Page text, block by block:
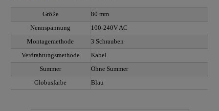
Größe
80 mm
Nennspannung
100-240V AC
Montagemethode
3 Schrauben
Verdrahtungsmethode
Kabel
Summer
Ohne Summer
Globusfarbe
Blau